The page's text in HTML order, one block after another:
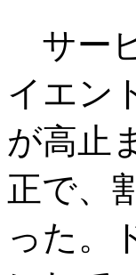
サー
イエン
が高止
正で、
った。